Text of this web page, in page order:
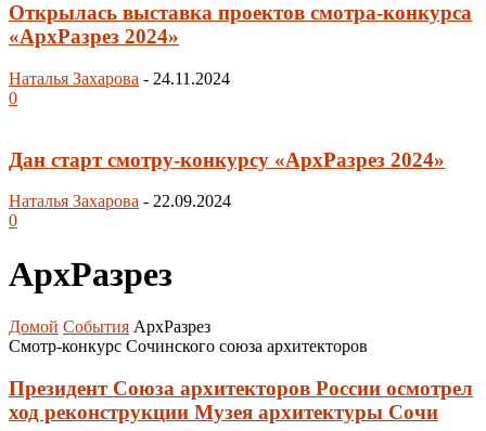
Открылась выставка проектов смотра-конкурса
«АрхРазрез 2024»
Наталья Захарова - 24.11.2024
0
Дан старт смотру-конкурсу «АрхРазрез 2024»
Наталья Захарова - 22.09.2024
0
АрхРазрез
Домой События АрхРазрез
Смотр-конкурс Сочинского союза архитекторов
Президент Союза архитекторов России осмотрел
ход реконструкции Музея архитектуры Сочи